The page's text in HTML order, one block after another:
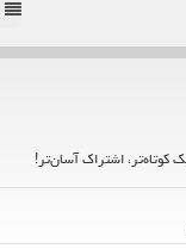
کوتاه‌تر، اشتراک آسان‌تر!